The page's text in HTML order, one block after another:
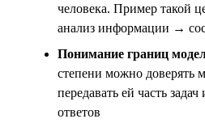
человека. Пример такой
анализ информации →
Понимание границ
степени можно доверять
передавать ей часть
ответов